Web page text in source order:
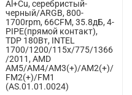
Al+Cu, серебристый-
черный/ARGB, 800-
1700rpm, 66CFM, 35.8дБ, 4-
PIPE(прямой контакт),
TDP 180Вт, INTEL
1700/1200/115x/775/1366
/2011, AMD
AM5/AM4/AM3(+)/AM2(+)/
FM2(+)/FM1
(AS.01.01.0024)